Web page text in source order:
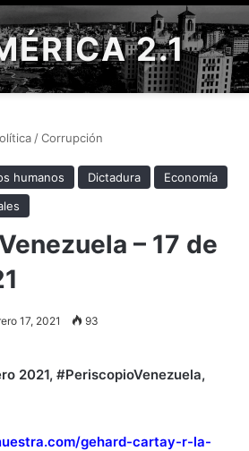
2.1
/Corrupción
humanos Dictadura
Economía
– 17 de
17, 2021 93
2021, #PeriscopioVenezuela,
gehard-cartay-r-la-